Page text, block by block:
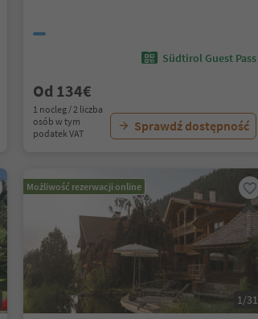
Südtirol Guest Pass
Od 134€
1 nocleg / 2 liczba
osób w tym
podatek VAT
Sprawdź dostępność
Możliwość rezerwacji online
1/31